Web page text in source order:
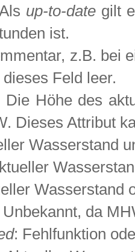
up-to-date gilt
ist.
z.B. bei
Feld leer.
Die Höhe des
Dieses Attribut
Wasserstand
Wasserstand
Unbekannt, da
: Fehlfunktion